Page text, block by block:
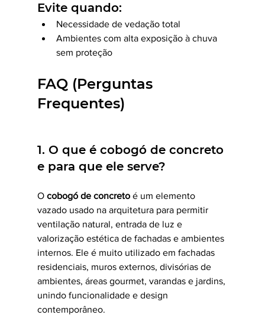
Evite quando:
Necessidade de vedação total
Ambientes com alta exposição à chuva
sem proteção
FAQ (Perguntas
Frequentes)
1. O que é cobogó de concreto
e para que ele serve?
O cobogó de concreto é um elemento
vazado usado na arquitetura para permitir
ventilação natural, entrada de luz e
valorização estética de fachadas e ambientes
internos. Ele é muito utilizado em fachadas
residenciais, muros externos, divisórias de
ambientes, áreas gourmet, varandas e jardins,
unindo funcionalidade e design
contemporâneo.